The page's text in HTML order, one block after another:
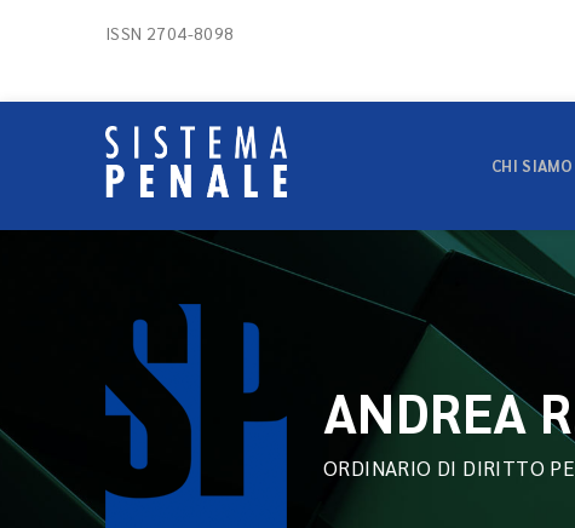
ISSN 2704-8098
CHI SIAMO
ANDREA
ORDINARIO DI DIRITTO